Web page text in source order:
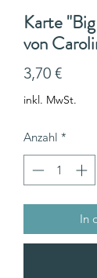
Karte
von
3,70 €Preis
inkl. MwSt.
Anzahl *
In